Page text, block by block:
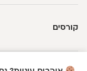
קורסים